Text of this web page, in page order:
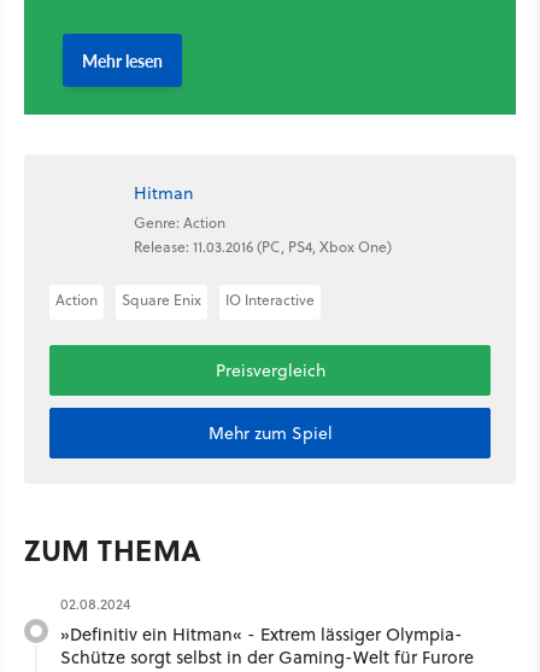
Hitman
Genre: Action
Release: 11.03.2016 (PC, PS4, Xbox One)
Action Square Enix IO Interactive
Preisvergleich
Mehr zum Spiel
ZUM THEMA
02.08.2024
»Definitiv ein Hitman« - Extrem lässiger Olympia-
Schütze sorgt selbst in der Gaming-Welt für Furore